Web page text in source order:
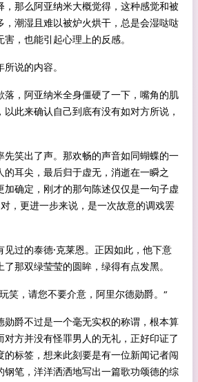
，那么阿亚纳米大概觉得，这种感觉和被
，潮湿且难以被炉火烘干，总是会湿哒哒
，也能引起心理上的反感。
说的内容。
落，阿亚纳米全身僵硬了一下，嘴角的肌
此来确认自己到底有没有如对方所说，
先笑出了声。那欢畅的声音如同蝴蝶的一
的耳尖，最后归于虚无，消逝在一瞬之
加确定，刚才的那句陈述仅仅是一句子虚
，更进一步来说，是一次故意的调戏罢
过的泰德·克莱恩。正因如此，他下意
那双绿莹莹的圆眸，绿得有点发黑。
笑，请您不要介意，阿里尔德勋爵。”
勋爵不过是一个毫无实权的称谓，根本算
对方并没有怪罪男人的无礼，正好印证了
的标签，想来此刻要是有一位新闻记者闯
钢笔，洋洋洒洒地写出一篇歌功颂德的综